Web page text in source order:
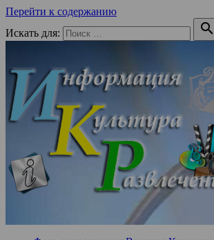
Перейти к содержанию
Искать для:
